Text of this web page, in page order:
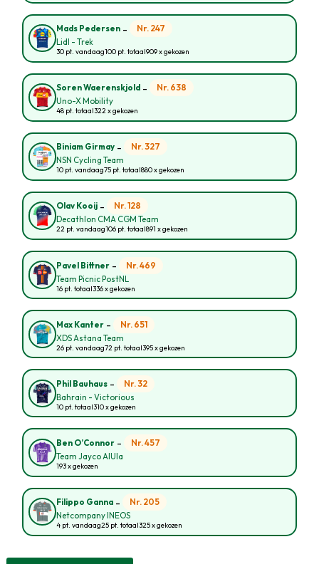
Mads Pedersen - Nr. 247
Lidl - Trek
30 pt. vandaag100 pt. totaal909 x gekozen
Soren Waerenskjold - Nr. 638
Uno-X Mobility
48 pt. totaal322 x gekozen
Biniam Girmay - Nr. 327
NSN Cycling Team
10 pt. vandaag75 pt. totaal880 x gekozen
Olav Kooij - Nr. 128
Decathlon CMA CGM Team
22 pt. vandaag106 pt. totaal891 x gekozen
Pavel Bittner - Nr. 469
Team Picnic PostNL
16 pt. totaal336 x gekozen
Max Kanter - Nr. 651
XDS Astana Team
26 pt. vandaag72 pt. totaal395 x gekozen
Phil Bauhaus - Nr. 32
Bahrain - Victorious
10 pt. totaal310 x gekozen
Ben O’Connor - Nr. 457
Team Jayco AlUla
193 x gekozen
Filippo Ganna - Nr. 205
Netcompany INEOS
4 pt. vandaag25 pt. totaal325 x gekozen